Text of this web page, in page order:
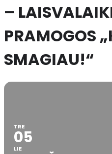
–
PRAMOGOS
SMAGIAU!“
TRE
05
LIE